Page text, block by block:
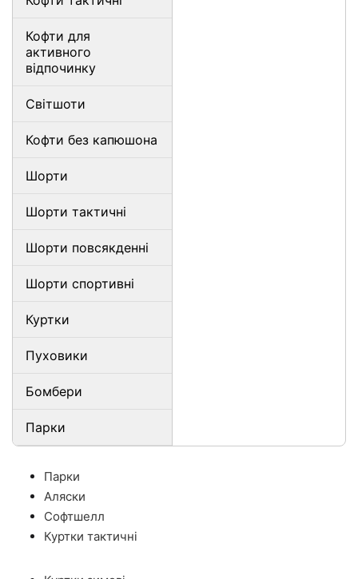
Кофти для
активного
відпочинку
Світшоти
Кофти без капюшона
Шорти
Шорти тактичні
Шорти повсякденні
Шорти спортивні
Куртки
Пуховики
Бомбери
Парки
Парки
Аляски
Софтшелл
Куртки тактичні